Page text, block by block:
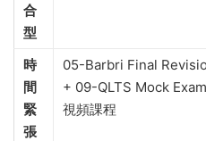
合
型
時
間
緊
張
05-Barbri Final
+ 09-QLTS Mock
視頻課程